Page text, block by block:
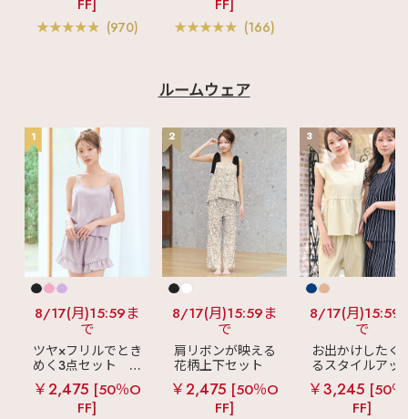
ス 単品ブラジャー
FF]
(970)
ー入り)
FF]
(166)
ルームウェア
1
8/17(月)15:59ま
で
ツヤ×フリルでとき
めく3点セット
シ
ルキー ショートパ
ンツ 3点セット
￥2,475 [50％O
FF]
2
8/17(月)15:59ま
で
肩リボンが映える
花柄上下セット
メニーフラワー ロ
ングパンツ 上下セ
ット
￥2,475 [50％O
FF]
3
8/17(月)15:59
で
お出かけしたく
るスタイルアッ
見え
ストライ
フリル ロングパ
ツ 綿混 上下セ
￥3,245 [50
FF]